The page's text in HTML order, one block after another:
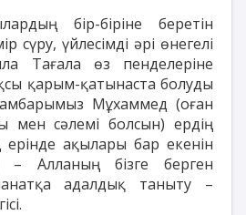
бір-біріне беретін
сүру, үйлесімді әрі өнегелі
Тағала өз пенделеріне
қарым-қатынаста болуды
Мұхаммед (оған
мен сәлемі болсын) ердің
ерінде ақылары бар екенін
– Алланың бізге берген
адалдық таныту –